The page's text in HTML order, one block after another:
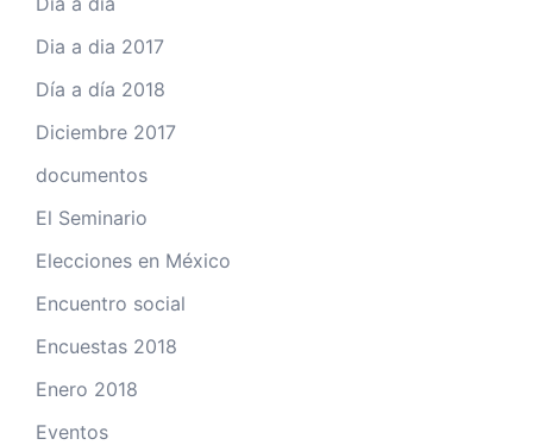
Dia a dia 2017
Día a día 2018
Diciembre 2017
documentos
El Seminario
Elecciones en México
Encuentro social
Encuestas 2018
Enero 2018
Eventos